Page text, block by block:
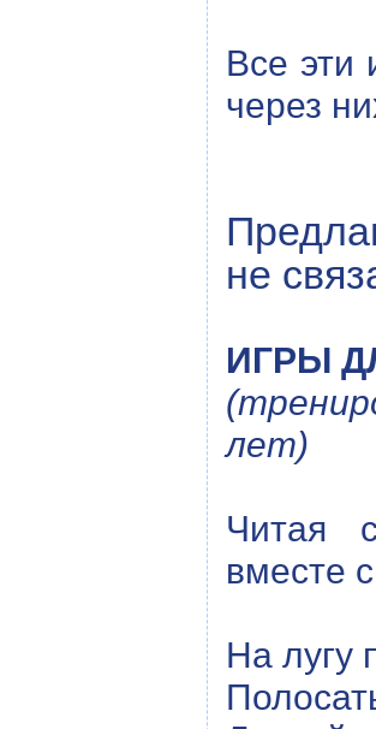
Все эти
через
не
ИГРЫ
лет)
Читая
вместе
На лугу